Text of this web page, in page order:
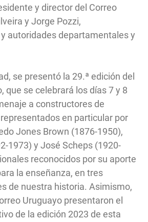
y director del Correo
y Jorge Pozzi,
autoridades departamentales y
se presentó la 29.ª edición del
que se celebrará los días 7 y 8
a constructores de
en particular por
Jones Brown (1876-1950),
1973) y José Scheps (1920-
reconocidos por su aporte
la enseñanza, en tres
de nuestra historia. Asimismo,
Uruguayo presentaron el
de la edición 2023 de esta